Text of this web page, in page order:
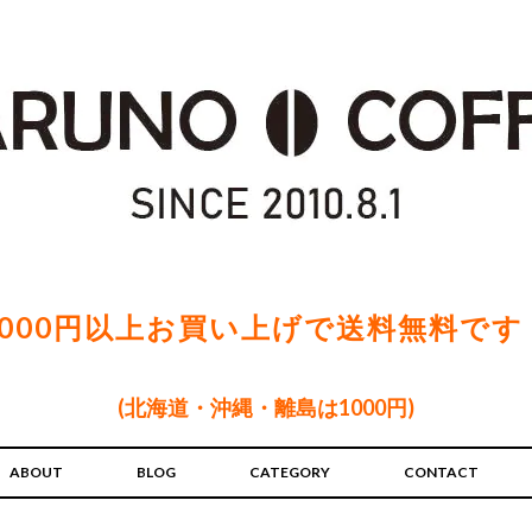
円以上お買い上げで送料無料です
(北海道・沖縄・離島は1000円)
ABOUT BLOG CATEGORY CONTACT